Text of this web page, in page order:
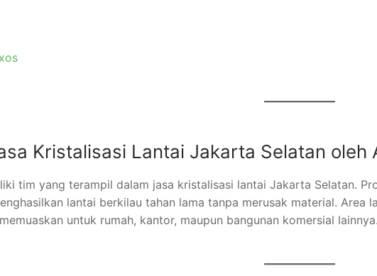
Kristalisasi Lantai Jakarta Selatan oleh
tim yang terampil dalam jasa kristalisasi lantai Jakarta Selatan.
lantai berkilau tahan lama tanpa merusak material. Area
untuk rumah, kantor, maupun bangunan komersial lainnya.